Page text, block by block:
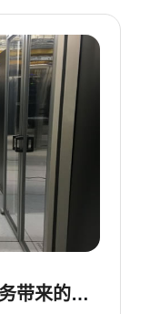
带来的增